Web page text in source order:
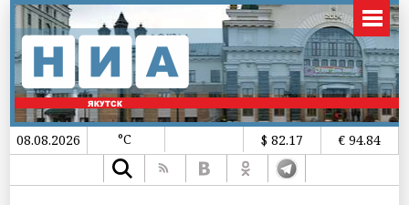
08.08.2026 °C $ 82.17 € 94.84